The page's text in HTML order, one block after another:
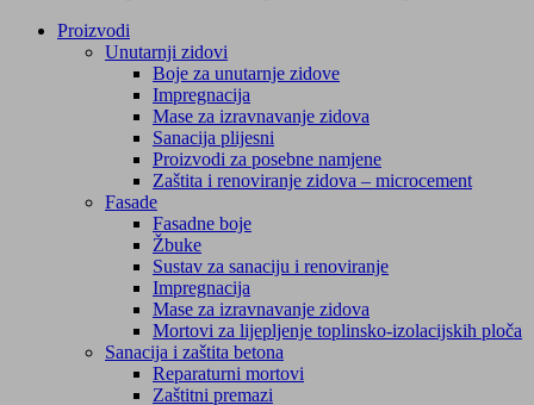
Proizvodi
Unutarnji zidovi
Boje za unutarnje zidove
Impregnacija
Mase za izravnavanje zidova
Sanacija plijesni
Proizvodi za posebne namjene
Zaštita i renoviranje zidova – microcement
Fasade
Fasadne boje
Žbuke
Sustav za sanaciju i renoviranje
Impregnacija
Mase za izravnavanje zidova
Mortovi za lijepljenje toplinsko-izolacijskih ploča
Sanacija i zaštita betona
Reparaturni mortovi
Zaštitni premazi